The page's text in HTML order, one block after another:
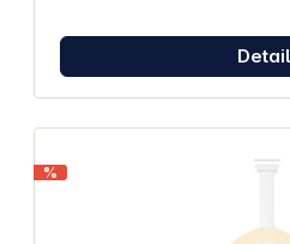
Ofens beschleunigen
Betriebstemperatur erreicht
Schließen der Klappe die
Diese Funktion ist
einer praktischen Anzeige
Sie auf einen Blick
installieren und anzuwenden Hergestellt aus Stahl
%